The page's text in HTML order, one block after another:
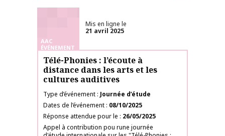
AAC
ÉVÉNEMENT
Mis en ligne le
21 avril 2025
Télé-Phonies : l’écoute à
distance dans les arts et les
cultures auditives
Type d’événement Journée d’étude
Dates de l’événement 08/10/2025
Réponse attendue pour le
26/05/2025
Appel à contribution pou rune journée